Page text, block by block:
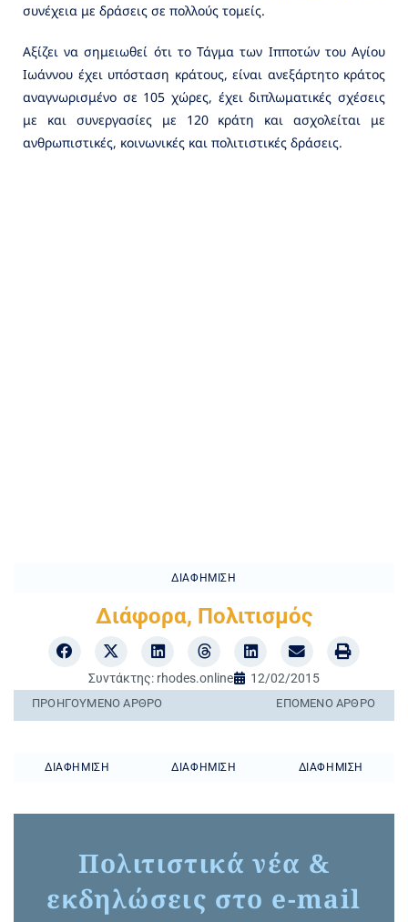
συνέχεια με δράσεις σε πολλούς τομείς.
Αξίζει να σημειωθεί ότι το Τάγμα των Ιπποτών του Αγίου
Ιωάννου έχει υπόσταση κράτους, είναι ανεξάρτητο κράτος
αναγνωρισμένο σε 105 χώρες, έχει διπλωματικές σχέσεις
με και συνεργασίες με 120 κράτη και ασχολείται με
ανθρωπιστικές, κοινωνικές και πολιτιστικές δράσεις.
ΔΙΑΦΉΜΙΣΗ
Διάφορα, Πολιτισμός
Συντάκτης: rhodes.online 12/02/2015
ΠΡΟΗΓΟΎΜΕΝO ΆΡΘΡΟ ΕΠΌΜΕΝΟ ΆΡΘΡΟ
ΔΙΑΦΉΜΙΣΗ ΔΙΑΦΉΜΙΣΗ ΔΙΑΦΉΜΙΣΗ
Πολιτιστικά νέα &
εκδηλώσεις στο e-mail